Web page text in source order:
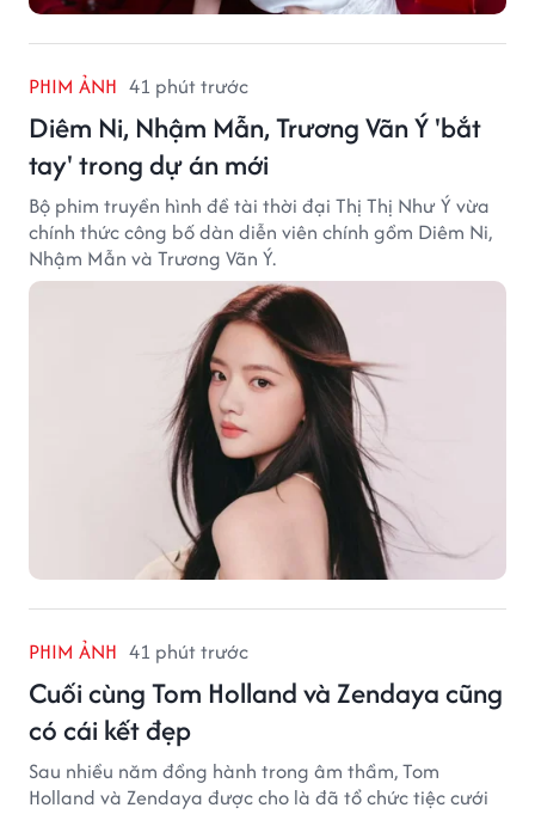
PHIM ẢNH 41 phút trước
Diêm Ni, Nhậm Mẫn, Trương Vãn Ý 'bắt
tay' trong dự án mới
Bộ phim truyền hình đề tài thời đại Thị Thị Như Ý vừa
chính thức công bố dàn diễn viên chính gồm Diêm Ni,
Nhậm Mẫn và Trương Vãn Ý.
PHIM ẢNH 41 phút trước
Cuối cùng Tom Holland và Zendaya cũng
có cái kết đẹp
Sau nhiều năm đồng hành trong âm thầm, Tom
Holland và Zendaya được cho là đã tổ chức tiệc cưới